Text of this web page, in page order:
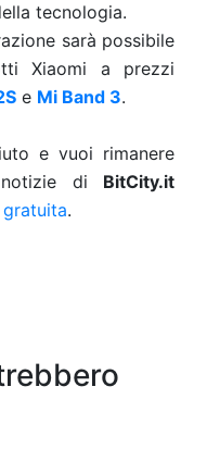
tecnologia.
sarà possibile
Xiaomi a prezzi
e Mi Band 3.
e vuoi rimanere
di BitCity.it
.